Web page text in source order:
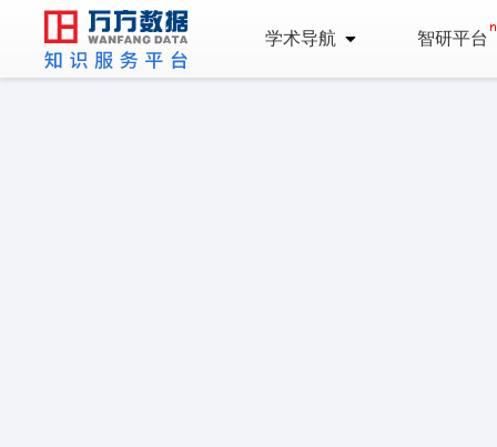
学术导航 智研平台